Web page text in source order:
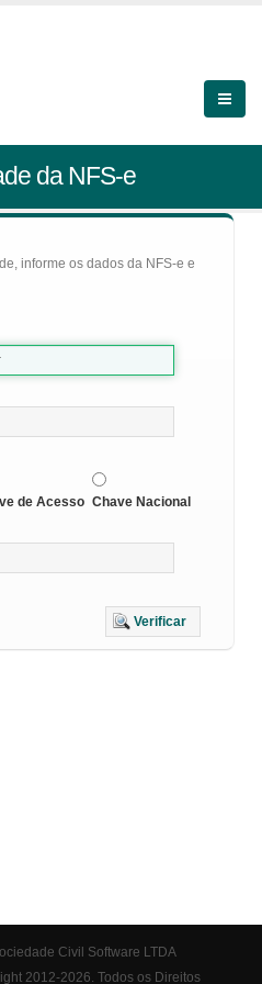
da NFS-e
informe os dados da NFS-e e
de Acesso Chave Nacional
Verificar
Civil Software LTDA
2012-2026. Todos os Direitos